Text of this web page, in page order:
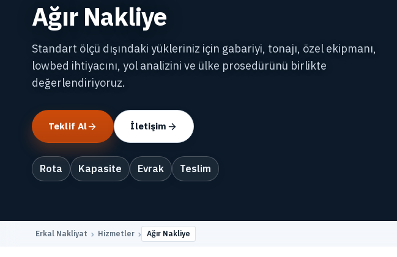
Ağır Nakliye
Standart ölçü dışındaki yükleriniz için gabariyi, tonajı, özel ekipmanı,
lowbed ihtiyacını, yol analizini ve ülke prosedürünü birlikte
değerlendiriyoruz.
Teklif Al İletişim
Rota Kapasite Evrak Teslim
Erkal Nakliyat › Hizmetler › Ağır Nakliye